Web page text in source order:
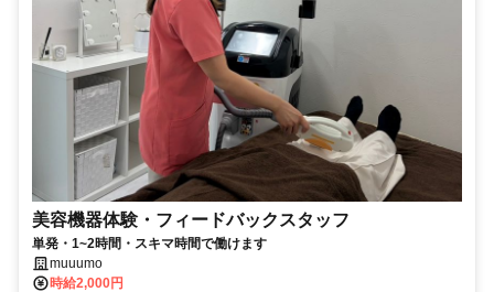
美容機器体験・フィードバックスタッフ
単発・1~2時間・スキマ時間で働けます
muuumo
時給2,000円